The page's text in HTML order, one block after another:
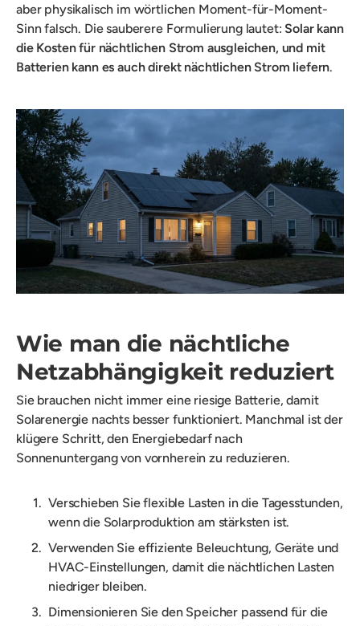
aber physikalisch im wörtlichen Moment-für-Moment-
Sinn falsch. Die sauberere Formulierung lautet: Solar kann
die Kosten für nächtlichen Strom ausgleichen, und mit
Batterien kann es auch direkt nächtlichen Strom liefern.
Wie man die nächtliche
Netzabhängigkeit reduziert
Sie brauchen nicht immer eine riesige Batterie, damit
Solarenergie nachts besser funktioniert. Manchmal ist der
klügere Schritt, den Energiebedarf nach
Sonnenuntergang von vornherein zu reduzieren.
Verschieben Sie flexible Lasten in die Tagesstunden,
wenn die Solarproduktion am stärksten ist.
Verwenden Sie effiziente Beleuchtung, Geräte und
HVAC-Einstellungen, damit die nächtlichen Lasten
niedriger bleiben.
Dimensionieren Sie den Speicher passend für die